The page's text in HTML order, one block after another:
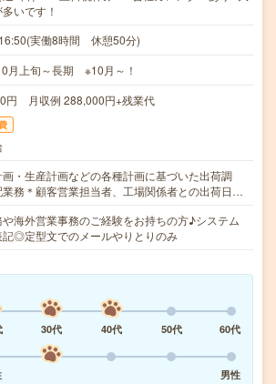
いです！
実働8時間 休憩50分)
月上旬～長期 ※10月～！
円 月収例 288,000円+残業代
画・生産計画などの各種計画に基づいた出荷調
業務＊顧客営業担当者、工場関係者との出荷日…
や海外営業事務のご経験をお持ちの方♪システム
記◎定型文でのメールやりとりのみ
30代 40代 50代
60代
男性